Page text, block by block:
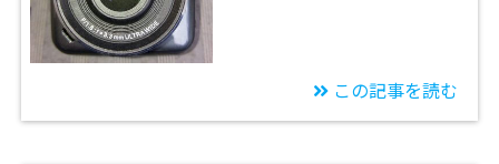
この記事を読む